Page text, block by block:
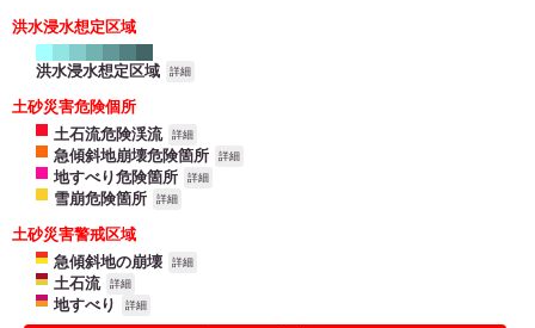
洪水浸水想定区域
洪水浸水想定区域 詳細
土砂災害危険個所
土石流危険渓流
詳細
急傾斜地崩壊危険箇所 詳細
地すべり危険箇所 詳細
雪崩危険箇所 詳細
土砂災害警戒区域
急傾斜地の崩壊
詳細
土石流 詳細
地すべり 詳細